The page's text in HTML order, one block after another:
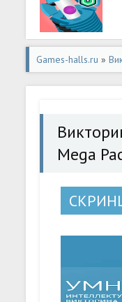
Games-halls.ru »
Умник! [МОД Mega
Mega